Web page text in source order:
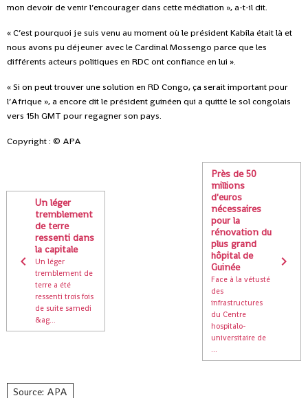
mon devoir de venir l’encourager dans cette médiation », a-t-il dit.
« C’est pourquoi je suis venu au moment où le président Kabila était là et
nous avons pu déjeuner avec le Cardinal Mossengo parce que les
différents acteurs politiques en RDC ont confiance en lui ».
« Si on peut trouver une solution en RD Congo, ça serait important pour
l’Afrique », a encore dit le président guinéen qui a quitté le sol congolais
vers 15h GMT pour regagner son pays.
Copyright : © APA
Un léger
tremblement
de terre
ressenti dans
la capitale
Un léger
tremblement de
terre a été
ressenti trois fois
de suite samedi
&ag...
Près de 50
millions
d'euros
nécessaires
pour la
rénovation du
plus grand
hôpital de
Guinée
Face à la vétusté
des
infrastructures
du Centre
hospitalo-
universitaire de
Source: APA